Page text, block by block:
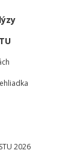
2026